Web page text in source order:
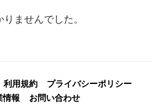
ませんでした。
利用規約
プライバシーポリシー
情報 お問い合わせ